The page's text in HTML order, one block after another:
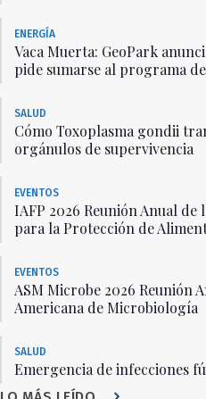
ENERGÍA
Vaca Muerta: GeoPark
pide sumarse al programa
SALUD
Cómo Toxoplasma gondii
orgánulos de supervivencia
EVENTOS
IAFP 2026 Reunión Anual
para la Protección de
EVENTOS
ASM Microbe 2026 Reunión
Americana de Microbiología
SALUD
Emergencia de infecciones